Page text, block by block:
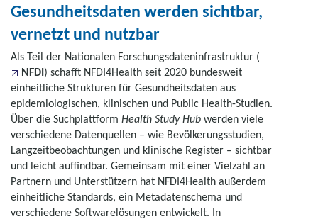
Gesundheitsdaten werden sichtbar,
vernetzt und nutzbar
Als Teil der Nationalen Forschungs­daten­infra­struktur (
NFDI) schafft NFDI4Health seit 2020 bundesweit
einheitliche Strukturen für Gesundheitsdaten aus
epidemiologischen, klinischen und Public Health-Studien.
Über die Suchplattform Health Study Hub werden viele
verschiedene Datenquellen – wie Bevölkerungsstudien,
Langzeitbeobachtungen und klinische Register – sichtbar
und leicht auffindbar. Gemeinsam mit einer Vielzahl an
Partnern und Unterstützern hat NFDI4Health außerdem
einheitliche Standards, ein Metadatenschema und
verschiedene Softwarelösungen entwickelt. In